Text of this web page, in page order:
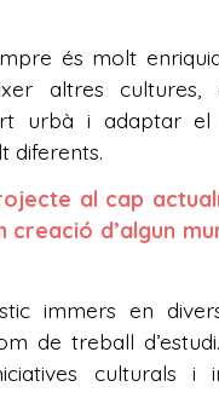
és molt
altres cultures,
urbà i adaptar
diferents.
al cap
creació d’algun
immers en
de treball
culturals i